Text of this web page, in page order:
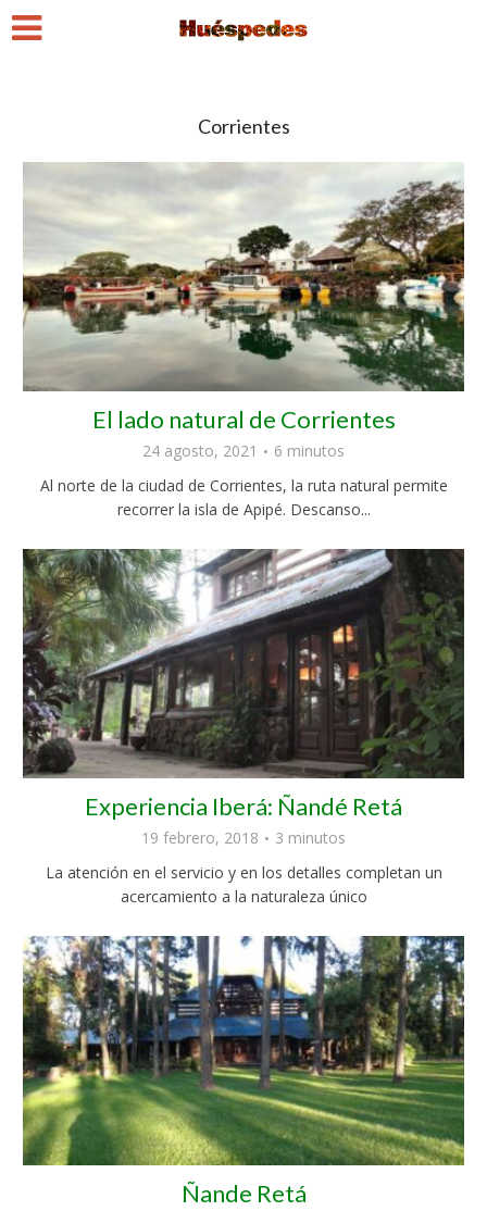
Corrientes
El lado natural de Corrientes
24 agosto, 2021
6 minutos
Al norte de la ciudad de Corrientes, la ruta natural permite
recorrer la isla de Apipé. Descanso...
Experiencia Iberá: Ñandé Retá
19 febrero, 2018
3 minutos
La atención en el servicio y en los detalles completan un
acercamiento a la naturaleza único
Ñande Retá